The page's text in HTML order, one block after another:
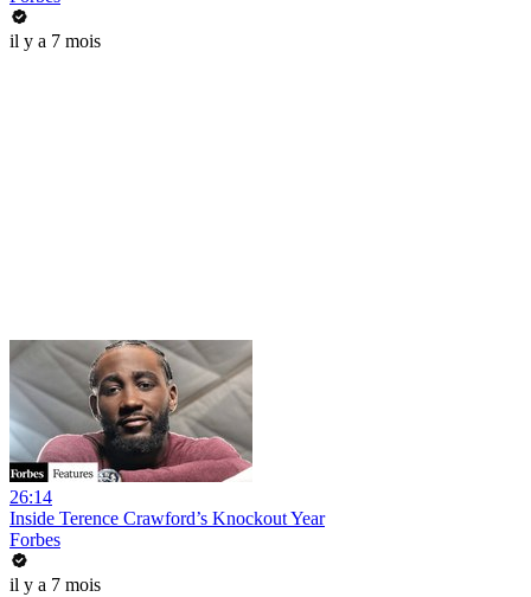
il y a 7 mois
26:14
Inside Terence Crawford’s Knockout Year
Forbes
il y a 7 mois